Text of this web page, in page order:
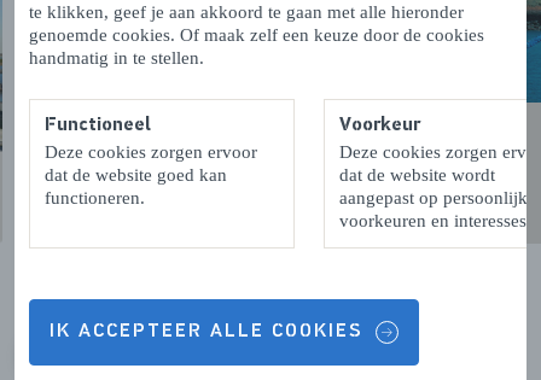
te klikken, geef je aan akkoord te gaan met alle hieronder
genoemde cookies. Of maak zelf een keuze door de cookies
handmatig in te stellen.
Functioneel
Deze cookies zorgen ervoor
dat de website goed kan
functioneren.
Voorkeur
Deze cookies zorgen
dat de website wordt
aangepast op persoonlijke
voorkeuren en interesses.
IK ACCEPTEER ALLE COOKIES
VORIGE VOLGENDE